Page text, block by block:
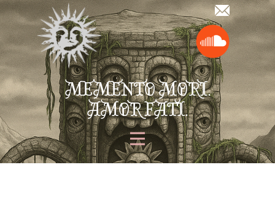
MEMENTO MORI.
AMOR FATI.